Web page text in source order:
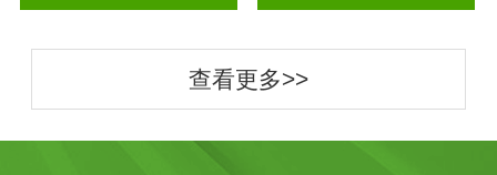
查看更多>>